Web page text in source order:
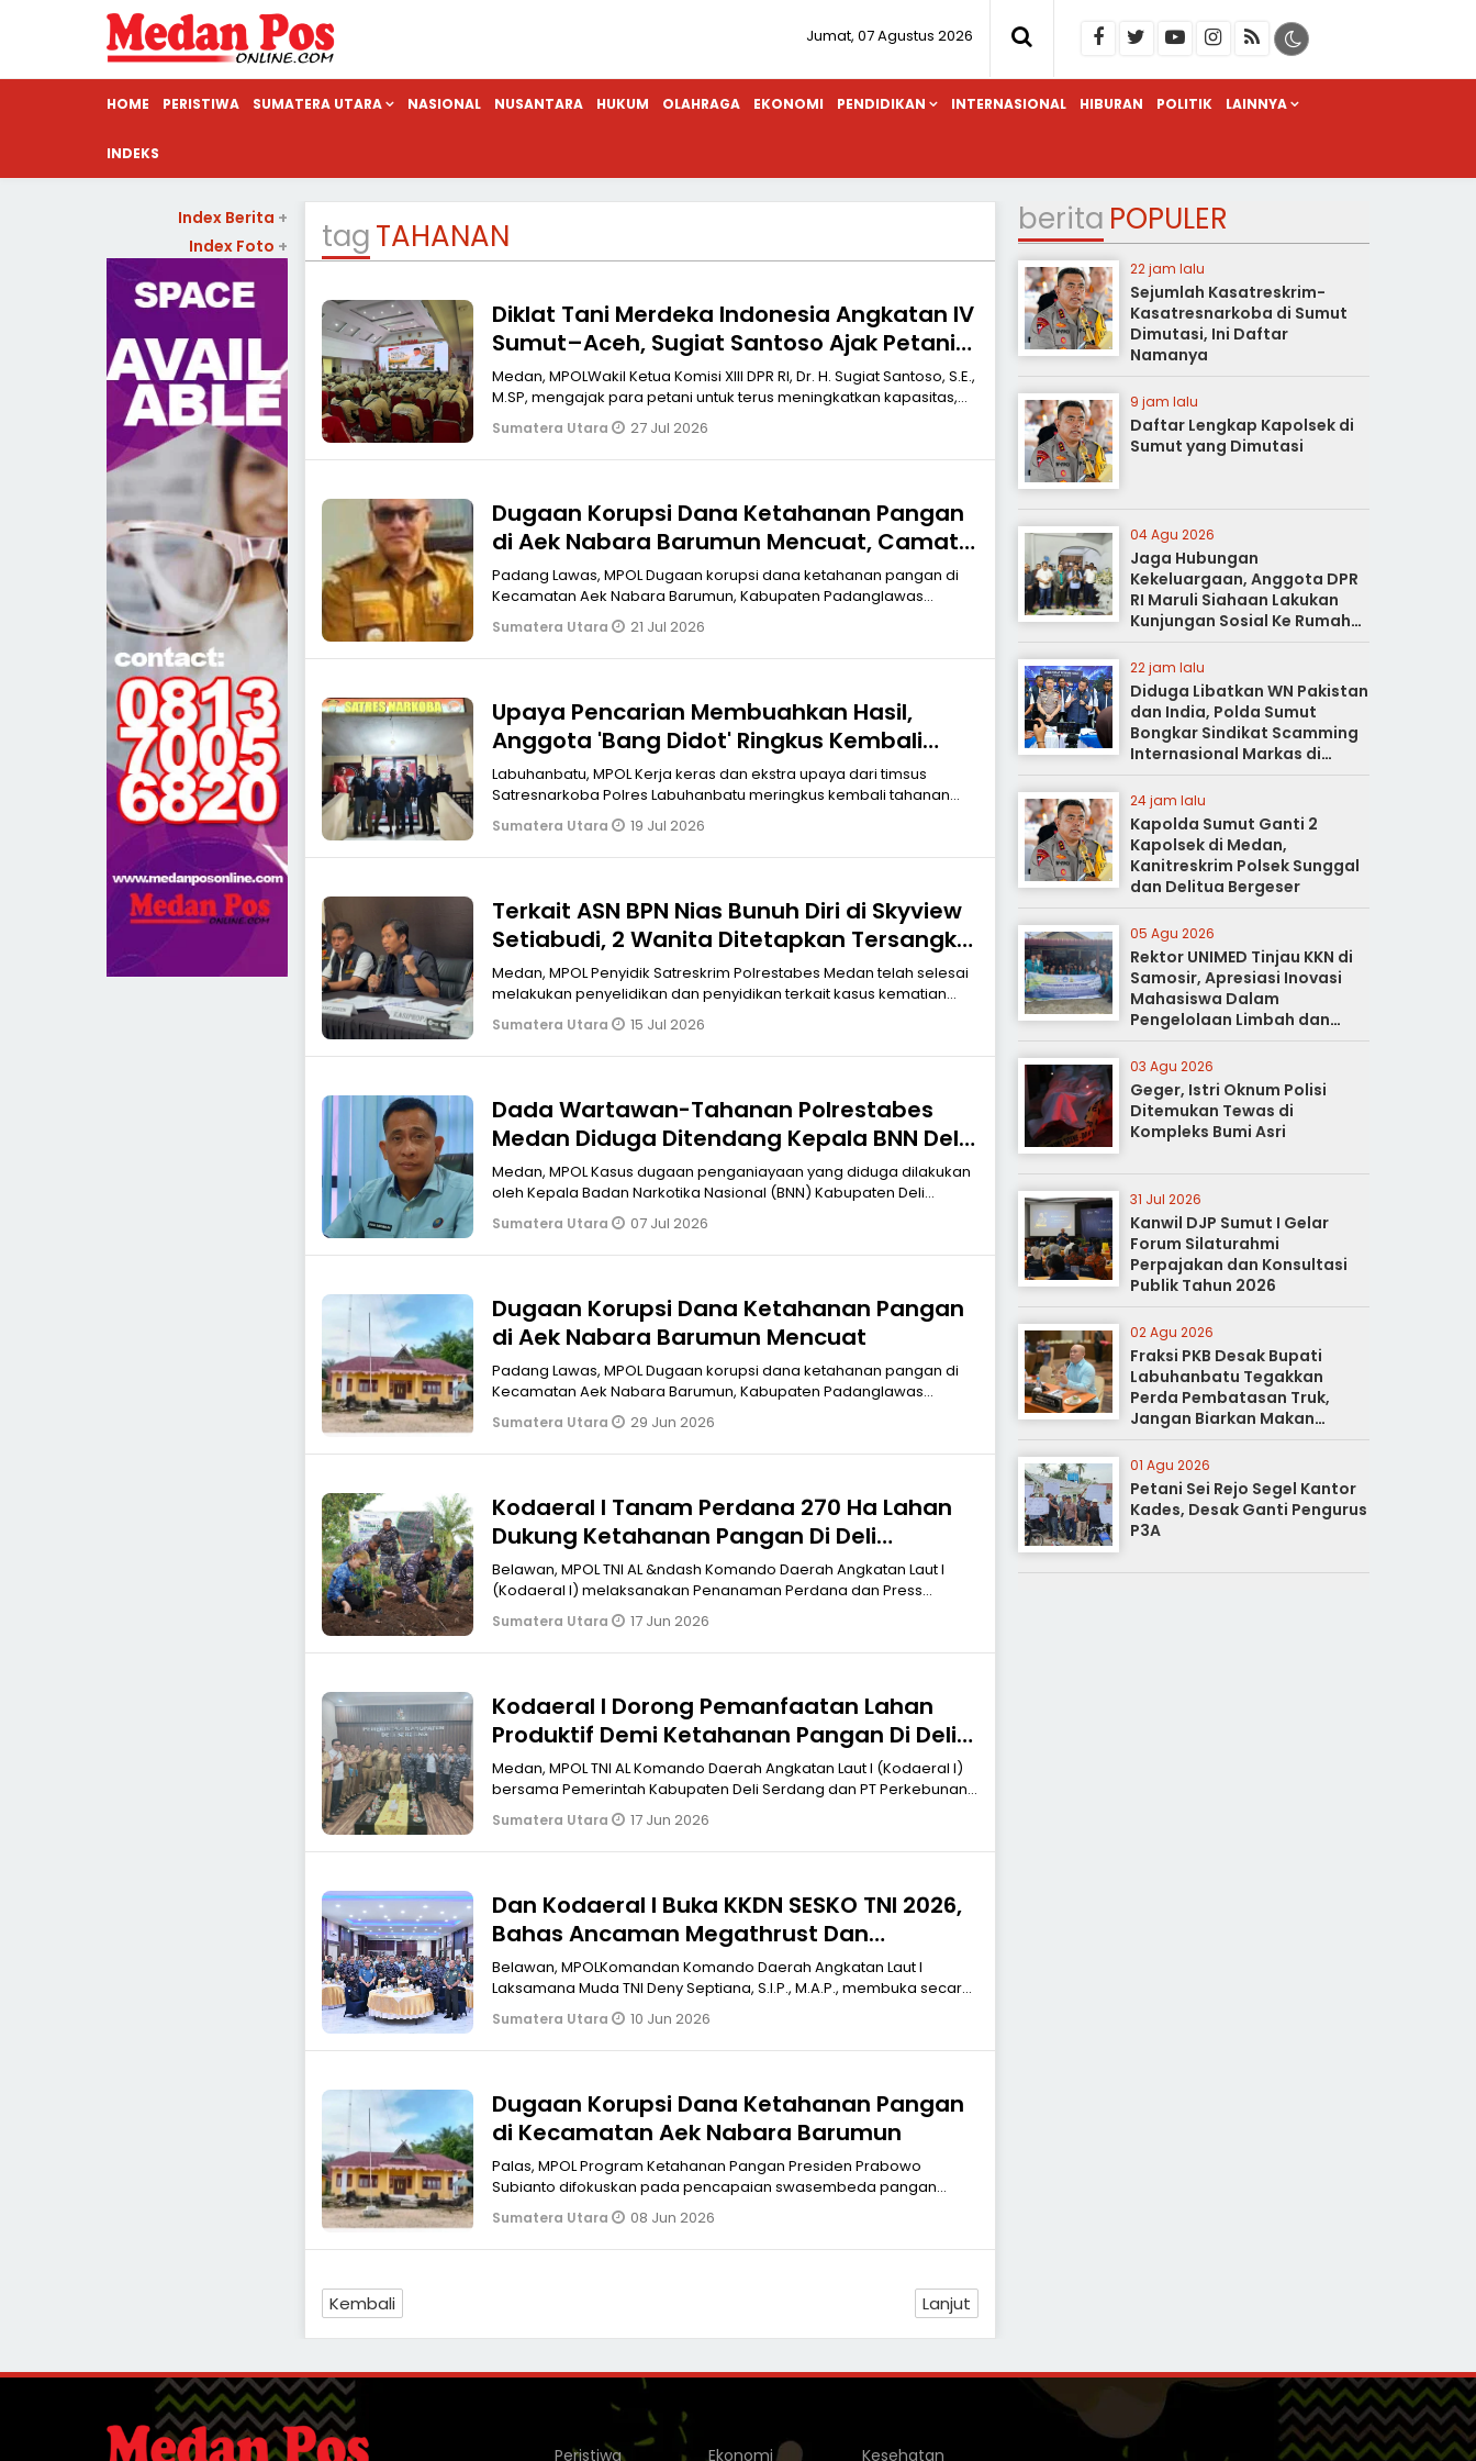
Jumat, 07 Agustus 2026
HOME PERISTIWA SUMATERA UTARA NASIONAL NUSANTARA HUKUM OLAHRAGA EKONOMI PENDIDIKAN INTERNASIONAL HIBURAN POLITIK LAINNYA
INDEKS
tagTAHANAN
Diklat Tani Merdeka Indonesia Angkatan IV
Sumut–Aceh, Sugiat Santoso Ajak Petani
Tingkatkan Daya Saing Wujudkan
Ketahanan Pangan Nasional
Medan, MPOLWakil Ketua Komisi XIII DPR RI, Dr. H. Sugiat Santoso, S.E.,
M.SP, mengajak para petani untuk terus meningkatkan kapasitas,
kema
Sumatera Utara 27 Jul 2026
Dugaan Korupsi Dana Ketahanan Pangan
di Aek Nabara Barumun Mencuat, Camat
Alergi Terhadap Wartawan
Padang Lawas, MPOL Dugaan korupsi dana ketahanan pangan di
Kecamatan Aek Nabara Barumun, Kabupaten Padanglawas
(Palas) mencuat hingga biki
Sumatera Utara 21 Jul 2026
Upaya Pencarian Membuahkan Hasil,
Anggota 'Bang Didot' Ringkus Kembali
Tahanan Narkoba yang Kabur
Labuhanbatu, MPOL Kerja keras dan ekstra upaya dari timsus
Satresnarkoba Polres Labuhanbatu meringkus kembali tahanan
yang kabur membuahkan
Sumatera Utara 19 Jul 2026
Terkait ASN BPN Nias Bunuh Diri di Skyview
Setiabudi, 2 Wanita Ditetapkan Tersangka,
Begini Kronologinya
Medan, MPOL Penyidik Satreskrim Polrestabes Medan telah selesai
melakukan penyelidikan dan penyidikan terkait kasus kematian
ASN Badan Pert
Sumatera Utara 15 Jul 2026
Dada Wartawan-Tahanan Polrestabes
Medan Diduga Ditendang Kepala BNN Deli
Serdang, Muslim: Itu Pidana, Tangkap-
PTDH
Medan, MPOL Kasus dugaan penganiayaan yang diduga dilakukan
oleh Kepala Badan Narkotika Nasional (BNN) Kabupaten Deli
Serdang, Komisaris Be
Sumatera Utara 07 Jul 2026
Dugaan Korupsi Dana Ketahanan Pangan
di Aek Nabara Barumun Mencuat
Padang Lawas, MPOL Dugaan korupsi dana ketahanan pangan di
Kecamatan Aek Nabara Barumun, Kabupaten Padanglawas
(Palas) mencuat hingga biki
Sumatera Utara 29 Jun 2026
‎Kodaeral I Tanam Perdana 270 Ha Lahan
Dukung Ketahanan Pangan Di Deli
Serdang
Belawan, MPOL TNI AL &ndash Komando Daerah Angkatan Laut I
(Kodaeral I) melaksanakan Penanaman Perdana dan Press
Release Program Ketahanan
Sumatera Utara 17 Jun 2026
Kodaeral I Dorong Pemanfaatan Lahan
Produktif Demi Ketahanan Pangan Di Deli
Serdang
Medan, MPOL TNI AL Komando Daerah Angkatan Laut I (Kodaeral I)
bersama Pemerintah Kabupaten Deli Serdang dan PT Perkebunan
Nusantara (PT
Sumatera Utara 17 Jun 2026
Dan Kodaeral I Buka KKDN SESKO TNI 2026,
Bahas Ancaman Megathrust Dan
Penguatan Ketahanan Nasional
Belawan, MPOLKomandan Komando Daerah Angkatan Laut I
Laksamana Muda TNI Deny Septiana, S.I.P., M.A.P., membuka secara
resmi Kuliah Kerja Da
Sumatera Utara 10 Jun 2026
Dugaan Korupsi Dana Ketahanan Pangan
di Kecamatan Aek Nabara Barumun
Palas, MPOL Program Ketahanan Pangan Presiden Prabowo
Subianto difokuskan pada pencapaian swasembeda pangan
untuk kemandirian nasional, p
Sumatera Utara 08 Jun 2026
Kembali Lanjut
Index Berita +
Index Foto +
berita POPULER
22 jam lalu
Sejumlah Kasatreskrim-
Kasatresnarkoba di Sumut
Dimutasi, Ini Daftar
Namanya
9 jam lalu
Daftar Lengkap Kapolsek di
Sumut yang Dimutasi
04 Agu 2026
Jaga Hubungan
Kekeluargaan, Anggota DPR
RI Maruli Siahaan Lakukan
Kunjungan Sosial Ke Rumah
Duka
22 jam lalu
Diduga Libatkan WN Pakistan
dan India, Polda Sumut
Bongkar Sindikat Scamming
Internasional Markas di
Apartemen Podomoro
24 jam lalu
Kapolda Sumut Ganti 2
Kapolsek di Medan,
Kanitreskrim Polsek Sunggal
dan Delitua Bergeser
05 Agu 2026
Rektor UNIMED Tinjau KKN di
Samosir, Apresiasi Inovasi
Mahasiswa Dalam
Pengelolaan Limbah dan
Pertanian Ramah Lingkungan
03 Agu 2026
Geger, Istri Oknum Polisi
Ditemukan Tewas di
Kompleks Bumi Asri
31 Jul 2026
Kanwil DJP Sumut I Gelar
Forum Silaturahmi
Perpajakan dan Konsultasi
Publik Tahun 2026
02 Agu 2026
Fraksi PKB Desak Bupati
Labuhanbatu Tegakkan
Perda Pembatasan Truk,
Jangan Biarkan Makan
Korban
01 Agu 2026
Petani Sei Rejo Segel Kantor
Kades, Desak Ganti Pengurus
P3A
Peristiwa Ekonomi Kesehatan